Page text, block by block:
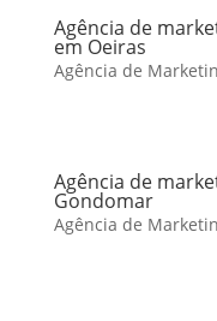
Agência de
em Oeiras
Agência de
Agência de
Gondomar
Agência de